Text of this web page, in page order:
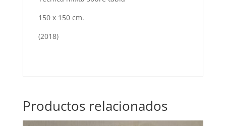
150 x 150 cm.
(2018)
Productos relacionados